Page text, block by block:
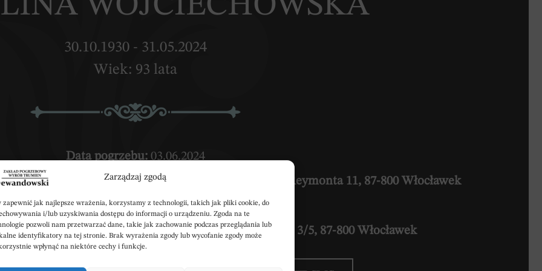
Zarządzaj zgodą
zapewnić jak najlepsze wrażenia, korzystamy z technologii, takich jak pliki cookie, do
i/lub uzyskiwania dostępu do informacji o urządzeniu. Zgoda na te
pozwoli nam przetwarzać dane, takie jak zachowanie podczas przeglądania lub
identyfikatory na tej stronie. Brak wyrażenia zgody lub wycofanie zgody może
wpłynąć na niektóre cechy i funkcje.
30.10.1930 - 31.05.2024
Wiek: 93 lata
Data pogrzebu: 03.06.2024
Kościół Parafialny p.w. Najświętszego Zbawiciela
Reymonta 11, 87-800 Włocławek
Wyprowadzenie do grobu o godz.13:30
ul.Chopina 3/5, 87-800 Włocławek ul.Chopina 3/5, 87-800 Włocławek